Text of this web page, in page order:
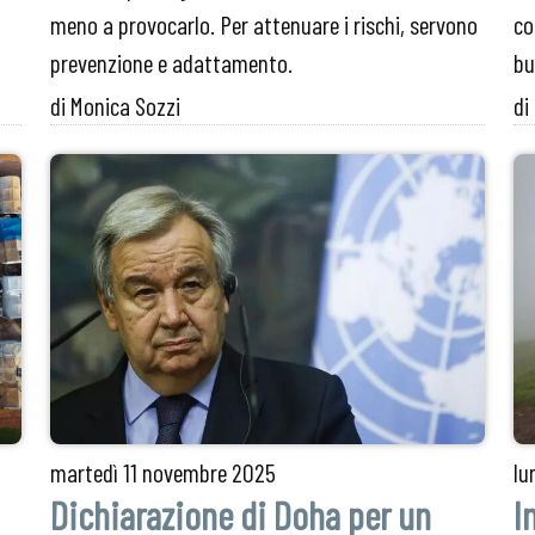
meno a provocarlo. Per attenuare i rischi, servono
prevenzione e adattamento.
di Monica Sozzi
martedì11 novembre 2025
Dichiarazione di Doha per un